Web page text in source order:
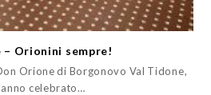
Orionini sempre!
Orione di Borgonovo Val Tidone,
celebrato…